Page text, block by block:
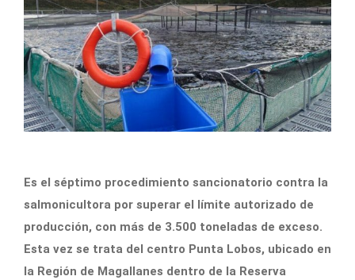
Es el séptimo procedimiento sancionatorio contra la
salmonicultora por superar el límite autorizado de
producción, con más de 3.500 toneladas de exceso.
Esta vez se trata del centro Punta Lobos, ubicado en
la Región de Magallanes dentro de la Reserva